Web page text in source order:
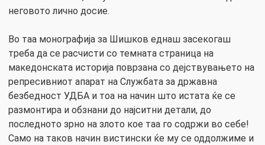
неговото лично досие.
Во таа монографија за Шишков еднаш засекогаш
треба да се расчисти со темната страница на
македонската историја поврзана со дејствувањето на
репресивниот апарат на Службата за државна
безбедност УДБА и тоа на начин што истата ќе се
размонтира и обзнани до најситни детали, до
последното зрно на злото кое таа го содржи во себе!
Само на таков начин вистински ќе му се оддолжиме и